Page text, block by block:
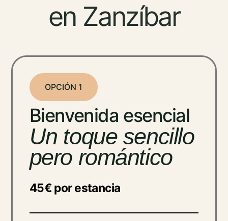
en Zanzíbar
OPCIÓN 1
Bienvenida esencial
Un toque sencillo
pero romántico
45€ por estancia